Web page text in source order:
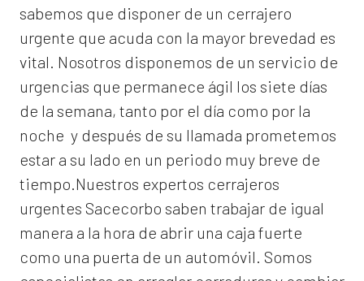
sabemos que disponer de un cerrajero
urgente que acuda con la mayor brevedad es
vital. Nosotros disponemos de un servicio de
urgencias que permanece ágil los siete días
de la semana, tanto por el día como por la
noche y después de su llamada prometemos
estar a su lado en un periodo muy breve de
tiempo.Nuestros expertos cerrajeros
urgentes Sacecorbo saben trabajar de igual
manera a la hora de abrir una caja fuerte
como una puerta de un automóvil. Somos